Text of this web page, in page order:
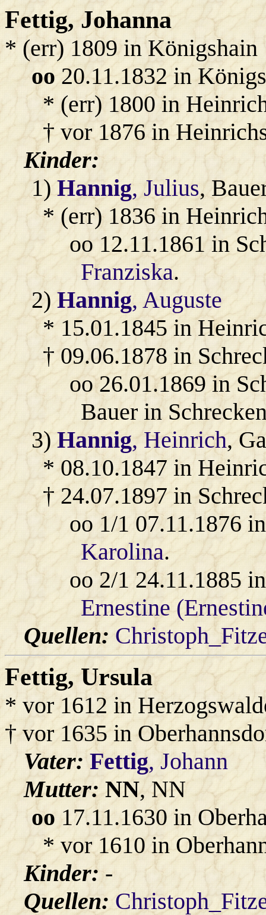
Fettig, Johanna
* (err) 1809 in Königshain
oo20.11.1832 in
* (err) 1800 in
† vor 1876 in
Kinder:
1)Hannig, Julius,
* (err) 1836 in
oo 12.11.1861 in
Franziska.
2)Hannig, Auguste
* 15.01.1845 in
† 09.06.1878 in
oo 26.01.1869 in
Bauer in
3)Hannig, Heinrich,
* 08.10.1847 in
† 24.07.1897 in
oo 1/1 07.11.1876
Karolina.
oo 2/1 24.11.1885
Ernestine
Quellen:
Fettig, Ursula
* vor 1612 in
† vor 1635 in
Vater:Fettig, Johann
Mutter:NN, NN
oo 17.11.1630 in
* vor 1610 in
Kinder:-
Quellen: